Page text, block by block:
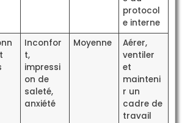
protocol
e interne
Inconfor
t,
impressi
on de
saleté,
anxiété
Moyenne
Aérer,
ventiler
et
mainteni
r un
cadre de
travail